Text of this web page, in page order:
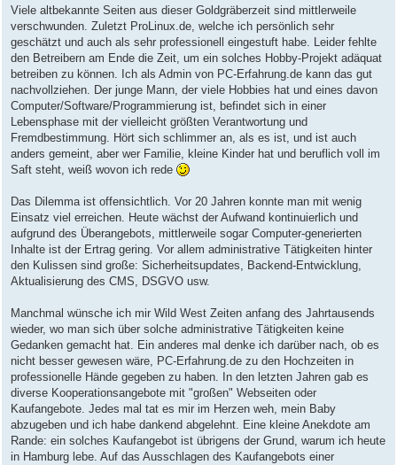
Viele altbekannte Seiten aus dieser Goldgräberzeit sind mittlerweile
verschwunden. Zuletzt ProLinux.de, welche ich persönlich sehr
geschätzt und auch als sehr professionell eingestuft habe. Leider fehlte
den Betreibern am Ende die Zeit, um ein solches Hobby-Projekt adäquat
betreiben zu können. Ich als Admin von PC-Erfahrung.de kann das gut
nachvollziehen. Der junge Mann, der viele Hobbies hat und eines davon
Computer/Software/Programmierung ist, befindet sich in einer
Lebensphase mit der vielleicht größten Verantwortung und
Fremdbestimmung. Hört sich schlimmer an, als es ist, und ist auch
anders gemeint, aber wer Familie, kleine Kinder hat und beruflich voll im
Saft steht, weiß wovon ich rede
Das Dilemma ist offensichtlich. Vor 20 Jahren konnte man mit wenig
Einsatz viel erreichen. Heute wächst der Aufwand kontinuierlich und
aufgrund des Überangebots, mittlerweile sogar Computer-generierten
Inhalte ist der Ertrag gering. Vor allem administrative Tätigkeiten hinter
den Kulissen sind große: Sicherheitsupdates, Backend-Entwicklung,
Aktualisierung des CMS, DSGVO usw.
Manchmal wünsche ich mir Wild West Zeiten anfang des Jahrtausends
wieder, wo man sich über solche administrative Tätigkeiten keine
Gedanken gemacht hat. Ein anderes mal denke ich darüber nach, ob es
nicht besser gewesen wäre, PC-Erfahrung.de zu den Hochzeiten in
professionelle Hände gegeben zu haben. In den letzten Jahren gab es
diverse Kooperationsangebote mit "großen" Webseiten oder
Kaufangebote. Jedes mal tat es mir im Herzen weh, mein Baby
abzugeben und ich habe dankend abgelehnt. Eine kleine Anekdote am
Rande: ein solches Kaufangebot ist übrigens der Grund, warum ich heute
in Hamburg lebe. Auf das Ausschlagen des Kaufangebots einer